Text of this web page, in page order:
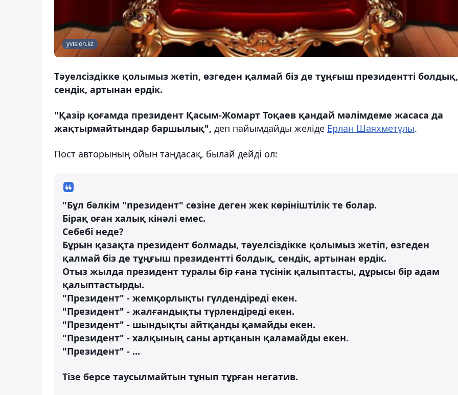
yvision.kz
Тəуелсіздікке қолымыз жетіп, өзгеден қалмай біз де тұңғыш президентті болдық,
сендік, артынан ердік.
"Қазір қоғамда президент Қасым-Жомарт Тоқаев қандай мəлімдеме жасаса да
жақтырмайтындар баршылық", деп пайымдайды желіде Ерлан Шаяхметұлы.
Пост авторының ойын таңдасақ, былай дейді ол:
"Бұл бəлкім "президент" сөзіне деген жек көрініштілік те болар.
Бірақ оған халық кінəлі емес.
Себебі неде?
Бұрын қазақта президент болмады, тəуелсіздікке қолымыз жетіп, өзгеден
қалмай біз де тұңғыш президентті болдық, сендік, артынан ердік.
Отыз жылда президент туралы бір ғана түсінік қалыптасты, дұрысы бір адам
қалыптастырды.
"Президент" - жемқорлықты гүлдендіреді екен.
"Президент" - жалғандықты түрлендіреді екен.
"Президент" - шындықты айтқанды қамайды екен.
"Президент" - халқының саны артқанын қаламайды екен.
"Президент" - ...
Тізе берсе таусылмайтын тұнып тұрған негатив.